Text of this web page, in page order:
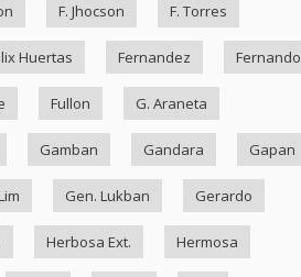
F. Jhocson F. Torres
Huertas Fernandez Fernando
Fullon G. Araneta
Gamban Gandara Gapan
Gen. Lukban Gerardo
Herbosa Ext. Hermosa